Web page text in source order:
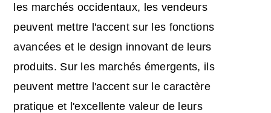
les marchés occidentaux, les vendeurs
peuvent mettre l'accent sur les fonctions
avancées et le design innovant de leurs
produits. Sur les marchés émergents, ils
peuvent mettre l'accent sur le caractère
pratique et l'excellente valeur de leurs